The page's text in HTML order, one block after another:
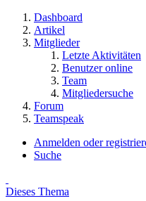
Dashboard
Artikel
Mitglieder
Letzte Aktivitäten
Benutzer online
Team
Mitgliedersuche
Forum
Teamspeak
Anmelden oder
Suche
Dieses Thema